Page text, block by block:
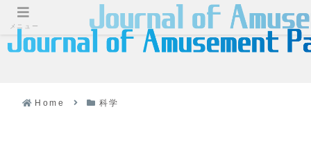
Home 科学
メニュー